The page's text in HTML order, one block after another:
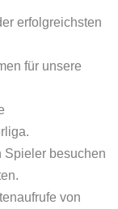
erfolgreichsten
für unsere
Spieler besuchen
von